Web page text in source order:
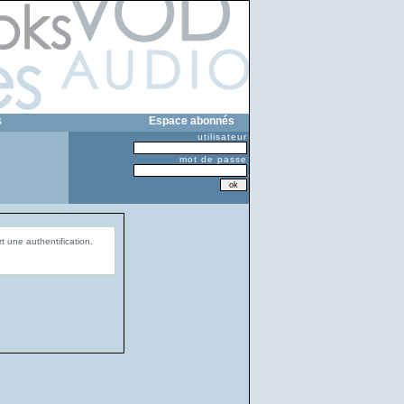
Espace abonnés
utilisateur
mot de passe
une authentification.